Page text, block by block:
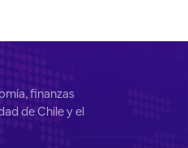
finanzas
de Chile y el